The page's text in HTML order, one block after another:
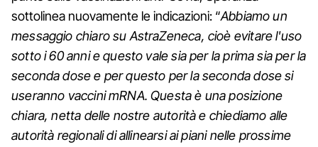
sottolinea nuovamente le indicazioni: “Abbiamo un
messaggio chiaro su AstraZeneca, cioè evitare l'uso
sotto i 60 anni e questo vale sia per la prima sia per la
seconda dose e per questo per la seconda dose si
useranno vaccini mRNA. Questa è una posizione
chiara, netta delle nostre autorità e chiediamo alle
autorità regionali di allinearsi ai piani nelle prossime